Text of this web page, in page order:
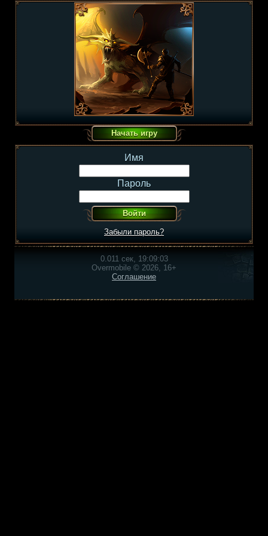
Имя
Пароль
Забыли пароль?
0.011 сек, 19:09:03
Overmobile © 2026, 16+
Соглашение